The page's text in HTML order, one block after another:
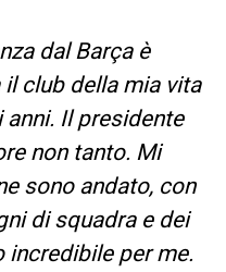
dal Barça è
club della mia vita
Il presidente
non tanto. Mi
sono andato, con
di squadra e dei
incredibile per me.